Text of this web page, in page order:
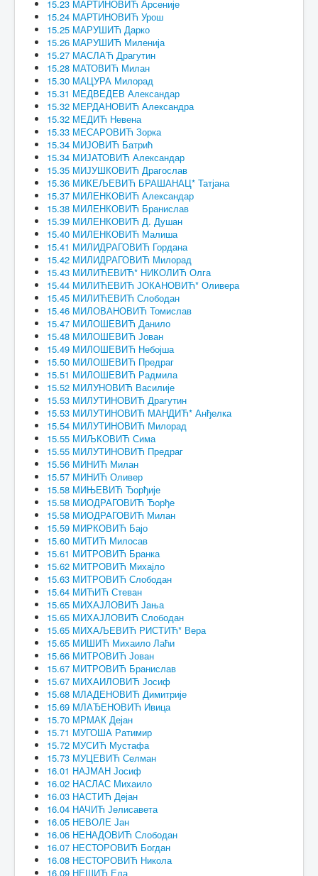
15.23 МАРТИНОВИЋ Арсеније
15.24 МАРТИНОВИЋ Урош
15.25 МАРУШИЋ Дарко
15.26 МАРУШИЋ Миленија
15.27 МАСЛАЋ Драгутин
15.28 МАТОВИЋ Милан
15.30 МАЦУРА Милорад
15.31 МЕДВЕДЕВ Александар
15.32 МЕРДАНОВИЋ Александра
15.32 МЕДИЋ Невена
15.33 МЕСАРОВИЋ Зорка
15.34 МИЈОВИЋ Батрић
15.34 МИЈАТОВИЋ Александар
15.35 МИЈУШКОВИЋ Драгослав
15.36 МИКЕЉЕВИЋ БРАШАНАЦ* Татјана
15.37 МИЛЕНКОВИЋ Александар
15.38 МИЛЕНКОВИЋ Бранислав
15.39 МИЛЕНКОВИЋ Д. Душан
15.40 МИЛЕНКОВИЋ Малиша
15.41 МИЛИДРАГОВИЋ Гордана
15.42 МИЛИДРАГОВИЋ Милорад
15.43 МИЛИЋЕВИЋ* НИКОЛИЋ Олга
15.44 МИЛИЋЕВИЋ ЈОКАНОВИЋ* Оливера
15.45 МИЛИЋЕВИЋ Слободан
15.46 МИЛОВАНОВИЋ Томислав
15.47 МИЛОШЕВИЋ Данило
15.48 МИЛОШЕВИЋ Јован
15.49 МИЛОШЕВИЋ Небојша
15.50 МИЛОШЕВИЋ Предраг
15.51 МИЛОШЕВИЋ Радмила
15.52 МИЛУНОВИЋ Василије
15.53 МИЛУТИНОВИЋ Драгутин
15.53 МИЛУТИНОВИЋ МАНДИЋ* Анђелка
15.54 МИЛУТИНОВИЋ Милорад
15.55 МИЉКОВИЋ Сима
15.55 МИЛУТИНОВИЋ Предраг
15.56 МИНИЋ Милан
15.57 МИНИЋ Оливер
15.58 МИЊЕВИЋ Ђорђије
15.58 МИОДРАГОВИЋ Ђорђе
15.58 МИОДРАГОВИЋ Милан
15.59 МИРКОВИЋ Бајо
15.60 МИТИЋ Милосав
15.61 МИТРОВИЋ Бранка
15.62 МИТРОВИЋ Михајло
15.63 МИТРОВИЋ Слободан
15.64 МИЋИЋ Стеван
15.65 МИХАЈЛОВИЋ Јања
15.65 МИХАЈЛОВИЋ Слободан
15.65 МИХАЉЕВИЋ РИСТИЋ* Вера
15.65 МИШИЋ Михаило Лаћи
15.66 МИТРОВИЋ Јован
15.67 МИТРОВИЋ Бранислав
15.67 МИХАИЛОВИЋ Јосиф
15.68 МЛАДЕНОВИЋ Димитрије
15.69 МЛАЂЕНОВИЋ Ивица
15.70 МРМАК Дејан
15.71 МУГОША Ратимир
15.72 МУСИЋ Мустафа
15.73 МУЦЕВИЋ Селман
16.01 НАЈМАН Јосиф
16.02 НАСЛАС Михаило
16.03 НАСТИЋ Дејан
16.04 НАЧИЋ Јелисавета
16.05 НЕВОЛЕ Јан
16.06 НЕНАДОВИЋ Слободан
16.07 НЕСТОРОВИЋ Богдан
16.08 НЕСТОРОВИЋ Никола
16.09 НЕШИЋ Ела